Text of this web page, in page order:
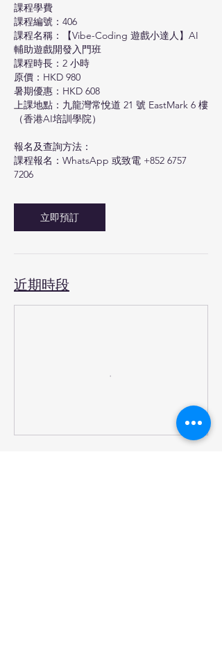
課程學費
課程編號：406
課程名稱：【Vibe-Coding 遊戲小達人】AI
輔助遊戲開發入門班
課程時長：2 小時
原價：HKD 980
暑期優惠：HKD 608
上課地點：九龍灣常悅道 21 號 EastMark 6 樓
（香港AI培訓學院）
報名及查詢方法：
課程報名：WhatsApp 或致電 +852 6757
7206
立即預訂
近期時段